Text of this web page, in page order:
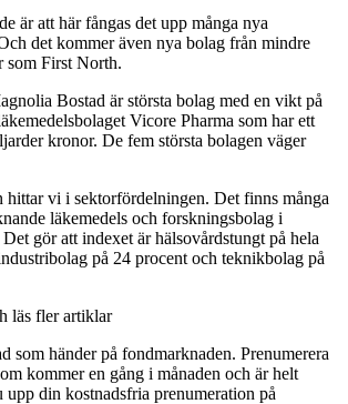
är att här fångas det upp många nya
det kommer även nya bolag från mindre
som First North.
Bostad är största bolag med en vikt på
Vicore Pharma som har ett
kronor. De fem största bolagen väger
hittar vi i sektorfördelningen. Det finns många
läkemedels och forskningsbolag i
gör att indexet är hälsovårdstungt på hela
på 24 procent och teknikbolag på
läs fler artiklar
som händer på fondmarknaden. Prenumerera
kommer en gång i månaden och är helt
upp din kostnadsfria prenumeration på